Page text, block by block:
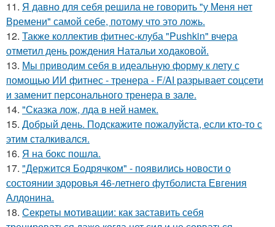
11. Я давно для себя решила не говорить "у Меня нет
Времени" самой себе, потому что это ложь.
12. Также коллектив фитнес-клуба "Pushkin" вчера
отметил день рождения Натальи ходаковой.
13. Мы приводим себя в идеальную форму к лету с
помощью ИИ фитнес - тренера - F/AI разрывает соцсети
и заменит персонального тренера в зале.
14. "Сказка лож, лда в ней намек.
15. Добрый день. Подскaжите пожалуйста, если кто-то с
этим сталкивался.
16. Я на бокс пошла.
17. "Держится Бодрячком" - появились новости о
состоянии здоровья 46-летнего футболиста Евгения
Алдонина.
18. Секреты мотивации: как заставить себя